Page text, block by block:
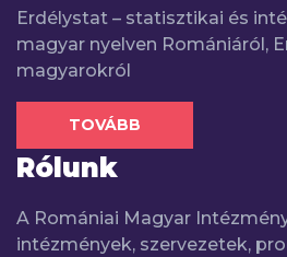
Erdélystat – statisztikai és
magyar nyelven Romániáról,
magyarokról
TOVÁBB
Rólunk
A Romániai Magyar
intézmények, szervezetek,